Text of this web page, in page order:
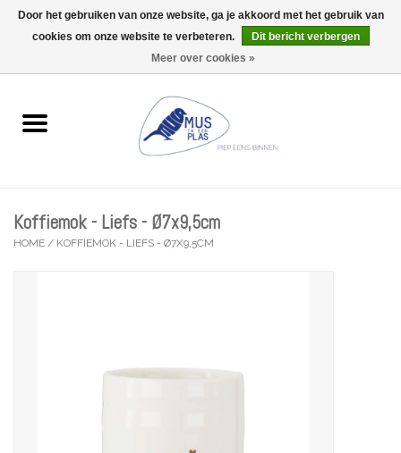
0 Artikelen - €0,00
Wenskaarten
Lifestyle
Koffiemok - Liefs - Ø7x9,5cm
HOME / KOFFIEMOK - LIEFS - Ø7X9,5CM
Door het gebruiken van onze website, ga je akkoord met het gebruik van
cookies om onze website te verbeteren.
Dit bericht verbergen
Meer over cookies »
Wij zijn uitzonderlijk gesloten op Do 06/08 en Do 13/08